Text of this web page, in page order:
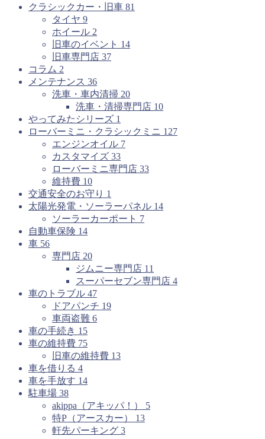
クラシックカー・旧車 81
タイヤ 9
ホイール 2
旧車のイベント 14
旧車専門店 37
コラム 2
メンテナンス 36
洗車・車内清掃 20
洗車・清掃専門店 10
やってみたシリーズ 1
ローバーミニ・クラシックミニ 127
エンジンオイル 7
カスタマイズ 33
ローバーミニ専門店 33
維持費 10
交通安全のお守り 1
太陽光発電・ソーラーパネル 14
ソーラーカーポート 7
自動車保険 14
車 56
専門店 20
ジムニー専門店 11
スーパーセブン専門店 4
車のトラブル 47
ドアパンチ 19
車両盗難 6
車の手続き 15
車の維持費 75
旧車の維持費 13
車を借りる 4
車を手放す 14
駐車場 38
akippa（アキッパ！） 5
特P（アースカー） 13
軒先パーキング 3